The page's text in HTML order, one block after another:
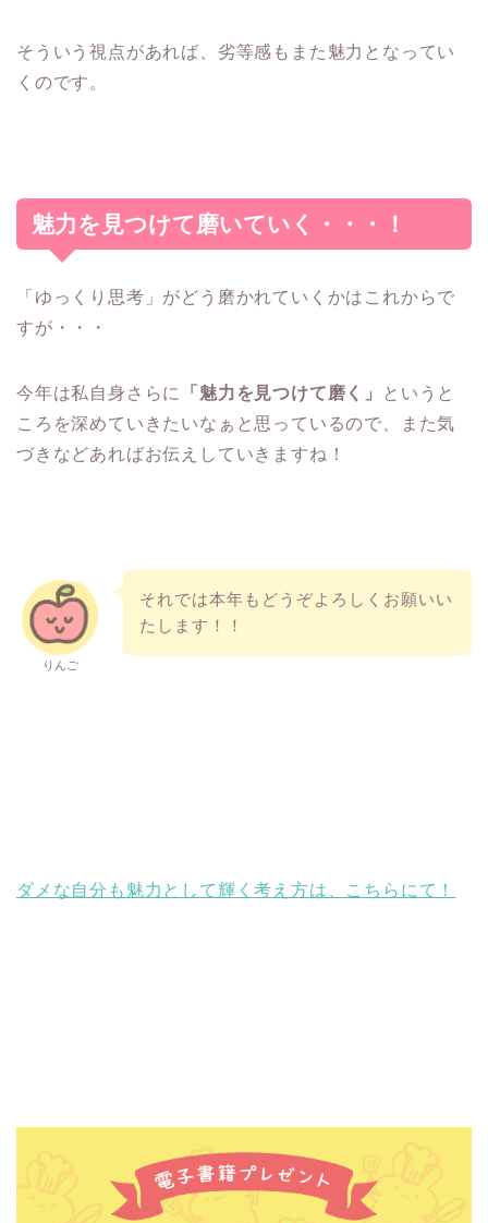
そういう視点があれば、劣等感もまた魅力となってい
くのです。
魅力を見つけて磨いていく・・・！
「ゆっくり思考」がどう磨かれていくかはこれからで
すが・・・
今年は私自身さらに 「魅力を見つけて磨く」
というと
ころを深めていきたいなぁと思っているので、また気
づきなどあればお伝えしていきますね！
りんご
それでは本年もどうぞよろしくお願いい
たします！！
ダメな自分も魅力として輝く考え方は、こちらにて！